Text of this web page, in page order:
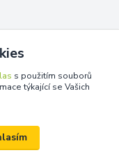
s použitím souborů
týkající se Vašich